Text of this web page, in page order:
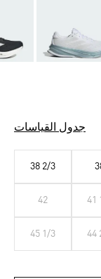
جدول القياسات
38 2/3
41
42
44
45 1/3